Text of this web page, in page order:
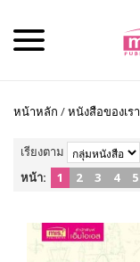
หน้าหลัก /หนังสือของเรา
เรียงตาม
หน้า:
1 2 3 4 5